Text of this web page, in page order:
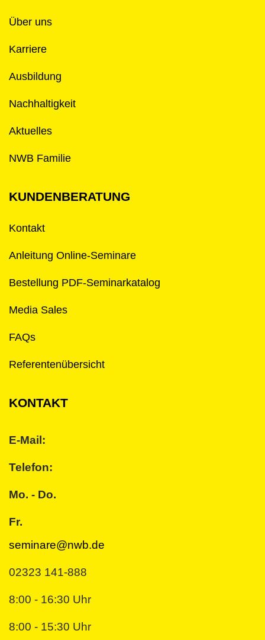
Über uns
Karriere
Ausbildung
Nachhaltigkeit
Aktuelles
NWB Familie
KUNDENBERATUNG
Kontakt
Anleitung Online-Seminare
Bestellung PDF-Seminarkatalog
Media Sales
FAQs
Referentenübersicht
KONTAKT
E-Mail:
Telefon:
Mo. - Do.
Fr.
seminare@nwb.de
02323 141-888
8:00 - 16:30 Uhr
8:00 - 15:30 Uhr